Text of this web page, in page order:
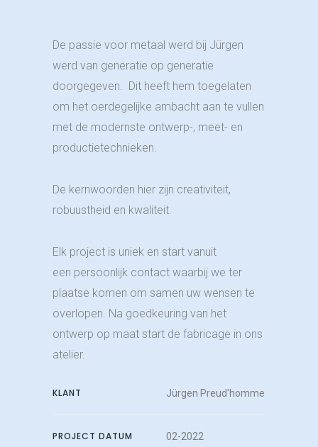
De passie voor metaal werd bij Jürgen
werd van generatie op generatie
doorgegeven. Dit heeft hem toegelaten
om het oerdegelijke ambacht aan te vullen
met de modernste ontwerp-, meet- en
productietechnieken.
De kernwoorden hier zijn creativiteit,
robuustheid en kwaliteit.
Elk project is uniek en start vanuit
een persoonlijk contact waarbij we ter
plaatse komen om samen uw wensen te
overlopen. Na goedkeuring van het
ontwerp op maat start de fabricage in ons
atelier.
KLANT Jürgen Preud'homme
PROJECT DATUM 02-2022